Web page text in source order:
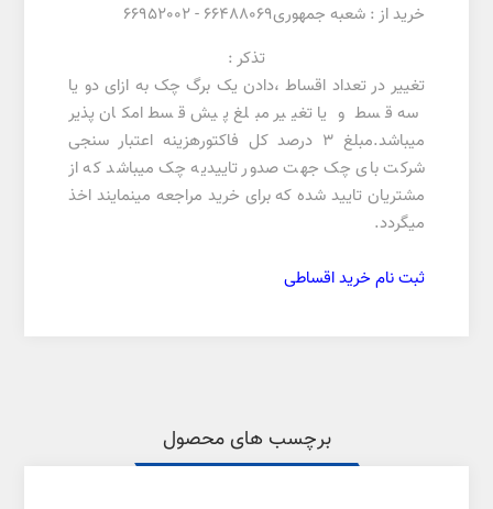
خرید از : شعبه جمهوری66488069 - 66952002
تذکر :
تغییر در تعداد اقساط ،دادن یک برگ چک به ازای دو یا
سه قسط و یا تغییر مبلغ پیش قسط امکان پذیر
میباشد.مبلغ 3 درصد کل فاکتورهزینه اعتبار سنجی
شرکت بای چک جهت صدور تاییدیه چک میباشد که از
مشتریان تایید شده که برای خرید مراجعه مینمایند اخذ
میگردد.
ثبت نام خرید اقساطی
برچسب های محصول